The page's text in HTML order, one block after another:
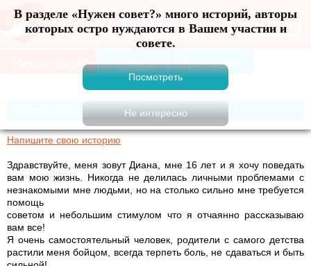
В разделе «Нужен совет?» много историй, авторы
которых остро нуждаются в Вашем участии и
совете.
Меню
Нужен совет?
Напишите свою историю
Здравствуйте, меня зовут Диана, мне 16 лет и я хочу поведать
вам мою жизнь. Никогда не делилась личными проблемами с
незнакомыми мне людьми, но на столько сильно мне требуется
помощь
советом и небольшим стимулом что я отчаянно рассказываю
вам все!
Я очень самостоятельный человек, родители с самого детства
растили меня бойцом, всегда терпеть боль, не сдаваться и быть